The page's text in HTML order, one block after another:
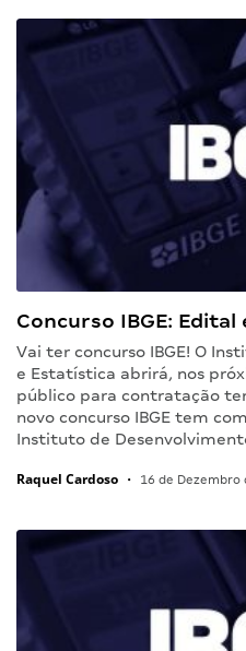
Concurso IBGE: Edital
Vai ter concurso IBGE! O
e Estatística abrirá, nos
público para contratação
novo concurso IBGE tem
Instituto de
Raquel Cardoso • 16 de Dezembro